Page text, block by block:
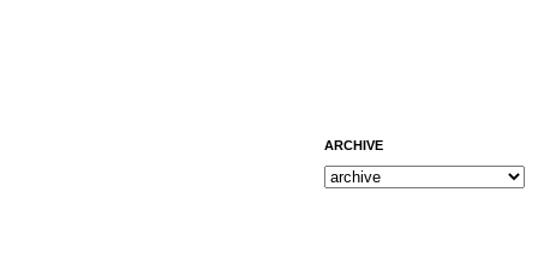
ARCHIVE